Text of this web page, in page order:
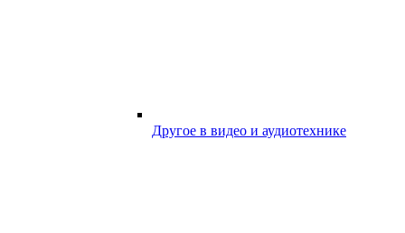
Другое в видео и аудиотехнике